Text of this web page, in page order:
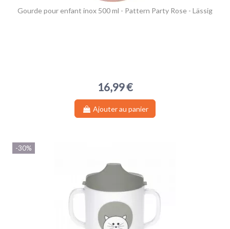
Gourde pour enfant inox 500 ml - Pattern Party Rose - Lässig
16,99 €
Ajouter au panier
-30%